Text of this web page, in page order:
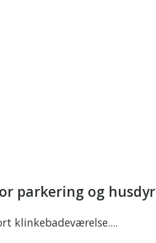
parkering og husdyr
klinkebadeværelse....